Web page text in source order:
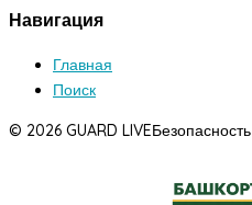
Навигация
Главная
Поиск
© 2026 GUARD LIVEБезопасность